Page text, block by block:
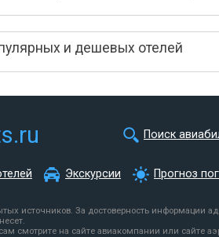
и дешевых отелей
Поиск
Экскурсии Прогноз
источников. За достоверность информации
смотрите на сайте авиакомпании или сайте